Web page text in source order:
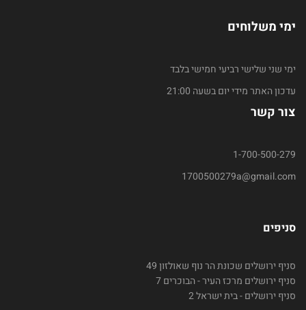
ימי משלוחים
ימי שני שלישי רביעי חמישי בלבד
עדכון האתר מידי יום בשעה 21:00
צור קשר
1-700-500-279
1700500279a@gmail.com
סניפים
סניף ירושלים שכונת הר נוף שאולזון 49
סניף ירושלים מרכז העיר - הבוכרים 7
סניף ירושלים - בית ישראל 2